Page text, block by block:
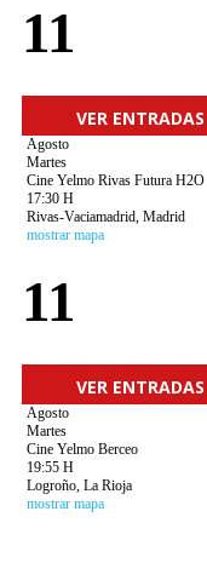
11
VER ENTRADAS
Agosto
Martes
Cine Yelmo Rivas Futura H2O
17:30 H
Rivas-Vaciamadrid, Madrid
mostrar mapa
11
VER ENTRADAS
Agosto
Martes
Cine Yelmo Berceo
19:55 H
Logroño, La Rioja
mostrar mapa